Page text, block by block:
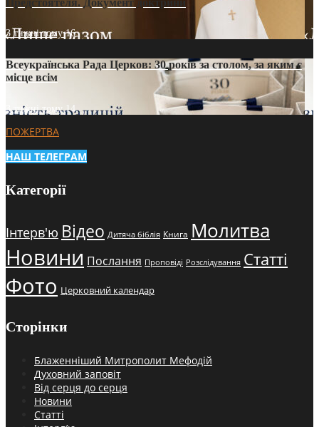
3 тижні тому16
Всеукраїнська Рада Церков: 30 років за столом, за яким є
місце всім
3 тижні тому14
ПОЖЕРТВА
НАШ ТЕЛЕГРАМ
Категорії
Інтерв'ю Відео Дитяча біблія Книга Молитва
Новини Послання Проповіді Розслідування Статті
Фото Церковний календар
Сторінки
Блаженніший Митрополит Мефодій
Духовний заповіт
Від серця до серця
Новини
Статті